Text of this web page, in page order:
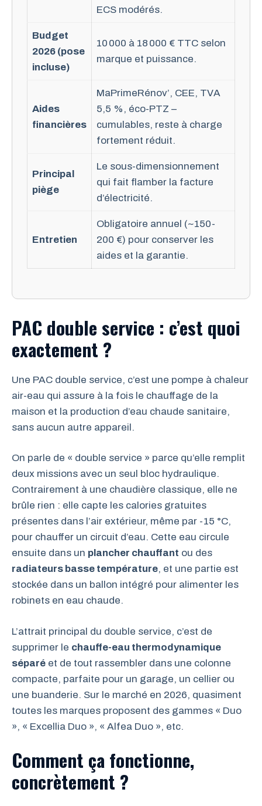
ECS modérés.
Budget
2026 (pose
incluse)
10 000 à 18 000 € TTC selon
marque et puissance.
Aides
financières
MaPrimeRénov’, CEE, TVA
5,5 %, éco-PTZ –
cumulables, reste à charge
fortement réduit.
Principal
piège
Le sous-dimensionnement
qui fait flamber la facture
d’électricité.
Entretien
Obligatoire annuel (~150-
200 €) pour conserver les
aides et la garantie.
PAC double service : c’est quoi
exactement ?
Une PAC double service, c’est une pompe à chaleur
air-eau qui assure à la fois le chauffage de la
maison et la production d’eau chaude sanitaire,
sans aucun autre appareil.
On parle de « double service » parce qu’elle remplit
deux missions avec un seul bloc hydraulique.
Contrairement à une chaudière classique, elle ne
brûle rien : elle capte les calories gratuites
présentes dans l’air extérieur, même par -15 °C,
pour chauffer un circuit d’eau. Cette eau circule
ensuite dans un plancher chauffant ou des
radiateurs basse température, et une partie est
stockée dans un ballon intégré pour alimenter les
robinets en eau chaude.
L’attrait principal du double service, c’est de
supprimer le chauffe-eau thermodynamique
séparé et de tout rassembler dans une colonne
compacte, parfaite pour un garage, un cellier ou
une buanderie. Sur le marché en 2026, quasiment
toutes les marques proposent des gammes « Duo
», « Excellia Duo », « Alfea Duo », etc.
Comment ça fonctionne,
concrètement ?